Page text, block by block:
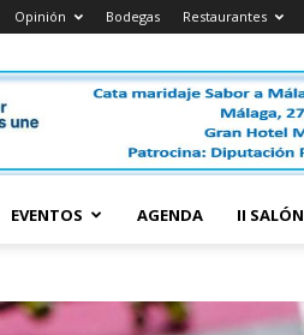
Opinión Bodegas Restaurantes
EVENTOS AGENDA II